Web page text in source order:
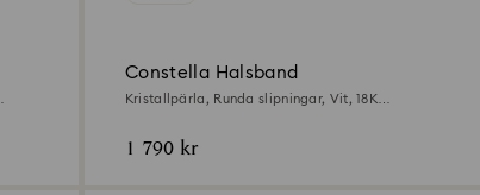
Constella Halsband
Kristallpärla, Runda slipningar, Vit, 18K
1 790 kr